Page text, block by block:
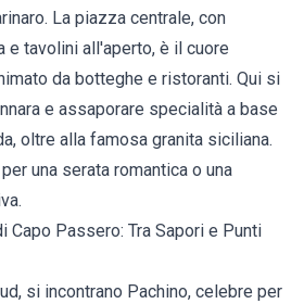
La piazza centrale, con
e tavolini all'aperto, è il cuore
da botteghe e ristoranti. Qui si
e assaporare specialità a base
oltre alla famosa granita siciliana.
una serata romantica o una
Capo Passero: Tra Sapori e Punti
si incontrano Pachino, celebre per